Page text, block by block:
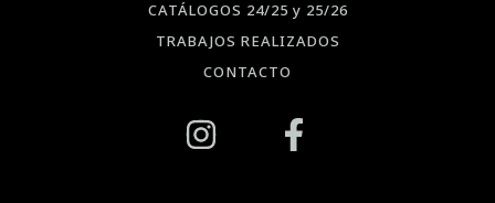
CATÁLOGOS 24/25 y 25/26
TRABAJOS REALIZADOS
CONTACTO